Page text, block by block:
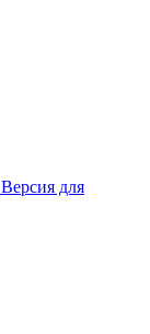
Версия для